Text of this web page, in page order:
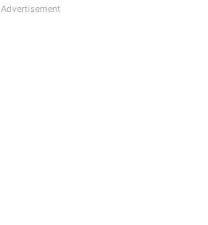
Advertisement